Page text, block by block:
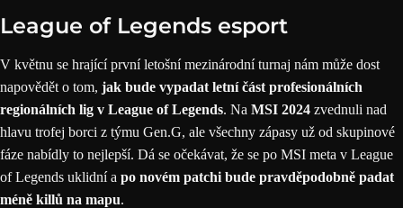
League of Legends esport
V květnu se hrající první letošní mezinárodní turnaj nám může dost
napovědět o tom, jak bude vypadat letní část profesionálních
regionálních lig v League of Legends. Na MSI 2024 zvednuli nad
hlavu trofej borci z týmu Gen.G, ale všechny zápasy už od skupinové
fáze nabídly to nejlepší. Dá se očekávat, že se po MSI meta v League
of Legends uklidní a po novém patchi bude pravděpodobně padat
méně killů na mapu.